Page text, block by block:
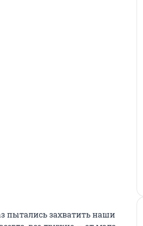
пытались захватить наши